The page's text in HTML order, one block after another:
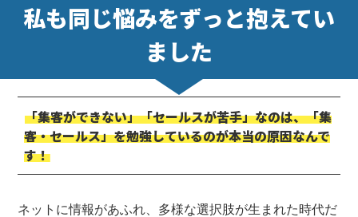
私も同じ悩みをずっと抱えてい
ました
「集客ができない」「セールスが苦手」なのは、「集
客・セールス」を勉強しているのが本当の原因なんで
す！
ネットに情報があふれ、多様な選択肢が生まれた時代だ